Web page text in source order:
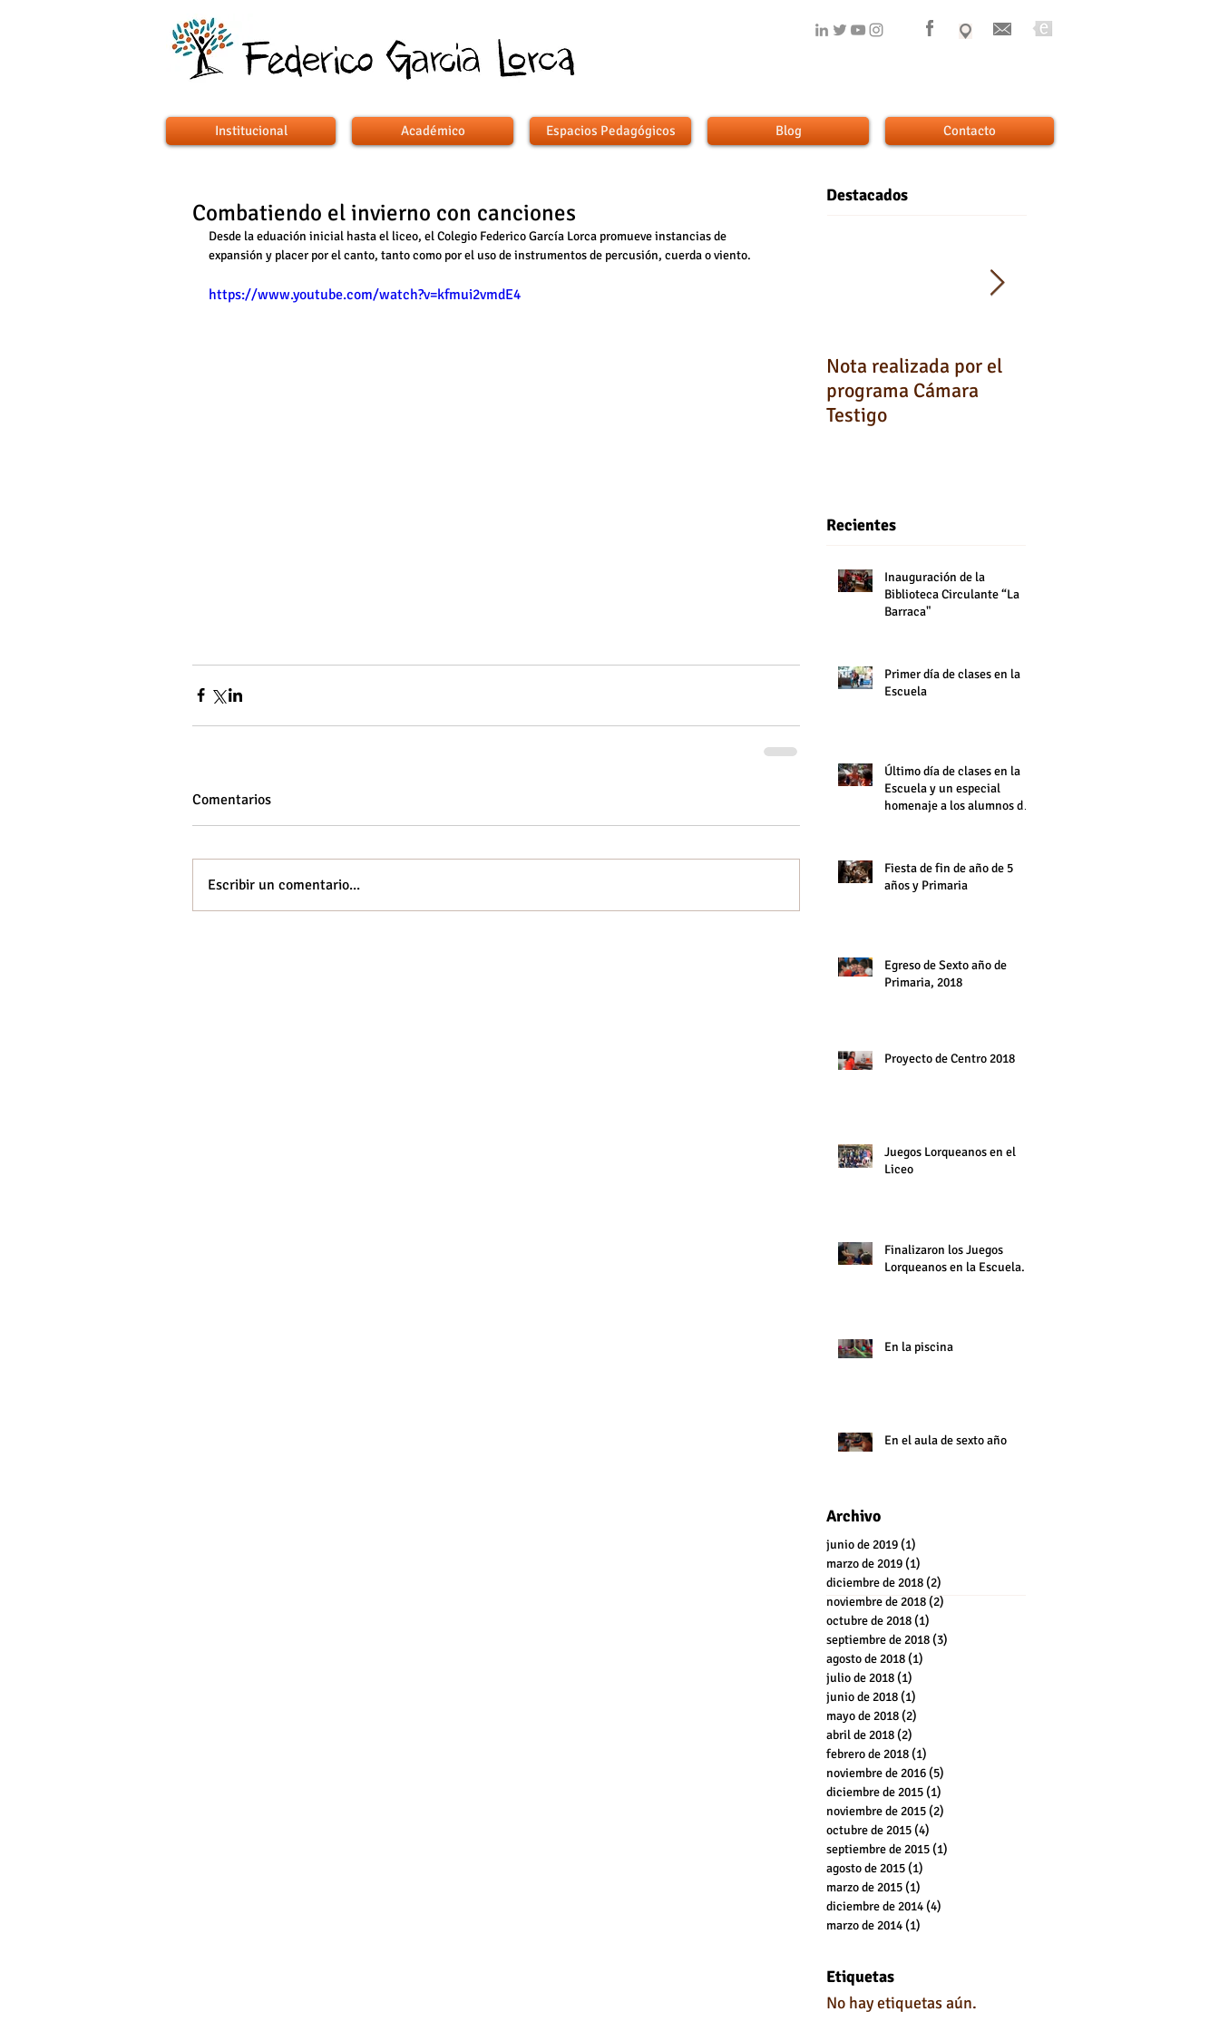
Institucional Académico Espacios Pedagógicos Blog Contacto
Combatiendo el invierno con canciones
Desde la eduación inicial hasta el liceo, el Colegio Federico García Lorca promueve instancias de
expansión y placer por el canto, tanto como por el uso de instrumentos de percusión, cuerda o viento.
https://www.youtube.com/watch?v=kfmui2vmdE4
Comentarios
Escribir un comentario...
Destacados
Nota realizada por el
programa Cámara
Testigo
Recientes
Inauguración de la
Biblioteca Circulante “La
Barraca"
Primer día de clases en la
Escuela
Último día de clases en la
Escuela y un especial
homenaje a los alumnos de
Fiesta de fin de año de 5
años y Primaria
Egreso de Sexto año de
Primaria, 2018
Proyecto de Centro 2018
Juegos Lorqueanos en el
Liceo
Finalizaron los Juegos
Lorqueanos en la Escuela.
En la piscina
En el aula de sexto año
Archivo
junio de 2019(1)
marzo de 2019(1)
diciembre de 2018(2)
noviembre de 2018(2)
octubre de 2018(1)
septiembre de 2018(3)
agosto de 2018(1)
julio de 2018(1)
junio de 2018(1)
mayo de 2018(2)
abril de 2018(2)
febrero de 2018(1)
noviembre de 2016(5)
diciembre de 2015(1)
noviembre de 2015(2)
octubre de 2015(4)
septiembre de 2015(1)
agosto de 2015(1)
marzo de 2015(1)
diciembre de 2014(4)
marzo de 2014(1)
Etiquetas
No hay etiquetas aún.